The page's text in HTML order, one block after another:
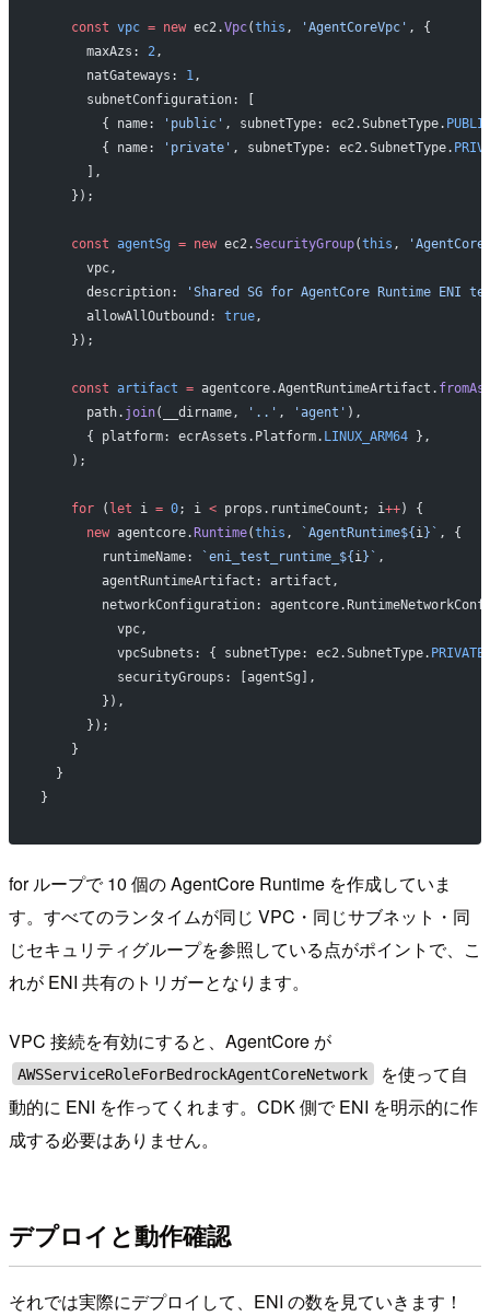
    const
vpc = new ec2.Vpc(this , 'AgentCoreVpc' , {
      maxAzs:
2 ,
      natGateways:
1 ,
      subnetConfiguration: [
        { name:
'public' , subnetType: ec2.SubnetType.
        { name:
'private' , subnetType: ec2.SubnetType.
      ],
    });
    const
agentSg = new ec2.SecurityGroup(this ,
      vpc,
      description:
'Shared SG for AgentCore Runtime ENI
      allowAllOutbound:
true,
    });
    const
artifact = agentcore.AgentRuntimeArtifact.
      path.
join(__dirname, '..' , 'agent' ),
      { platform: ecrAssets.Platform.
LINUX_ARM64 },
    );
    for
( let i = 0; i < props.runtimeCount; i++) {
      new
agentcore.Runtime(this , `AgentRuntime${i }` , {
        runtimeName:
`eni_test_runtime_${i }` ,
        agentRuntimeArtifact: artifact,
networkConfiguration:
          vpc,
          vpcSubnets: { subnetType: ec2.SubnetType.
          securityGroups: [agentSg],
        }),
      });
    }
  }
}
for ループで 10 個の AgentCore Runtime を作成していま
す。すべてのランタイムが同じ VPC・同じサブネット・同
じセキュリティグループを参照している点がポイントで、こ
れが ENI 共有のトリガーとなります。
VPC 接続を有効にすると、AgentCore が
AWSServiceRoleForBedrockAgentCoreNetwork
を使って自
動的に ENI を作ってくれます。CDK 側で ENI を明示的に作
成する必要はありません。
デプロイと動作確認
それでは実際にデプロイして、ENI の数を見ていきます！